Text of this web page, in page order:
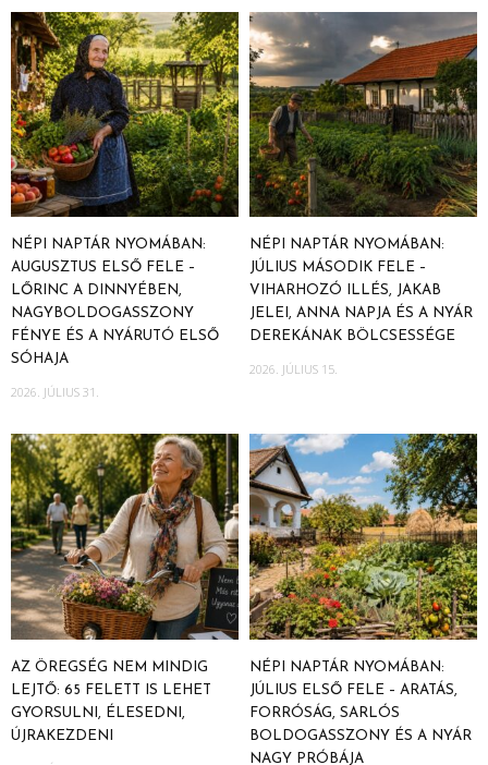
NÉPI NAPTÁR NYOMÁBAN:
AUGUSZTUS ELSŐ FELE –
LŐRINC A DINNYÉBEN,
NAGYBOLDOGASSZONY
FÉNYE ÉS A NYÁRUTÓ ELSŐ
SÓHAJA
2026. JÚLIUS 31.
NÉPI NAPTÁR NYOMÁBAN:
JÚLIUS MÁSODIK FELE –
VIHARHOZÓ ILLÉS, JAKAB
JELEI, ANNA NAPJA ÉS A NYÁR
DEREKÁNAK BÖLCSESSÉGE
2026. JÚLIUS 15.
AZ ÖREGSÉG NEM MINDIG
LEJTŐ: 65 FELETT IS LEHET
GYORSULNI, ÉLESEDNI,
ÚJRAKEZDENI
NÉPI NAPTÁR NYOMÁBAN:
JÚLIUS ELSŐ FELE – ARATÁS,
FORRÓSÁG, SARLÓS
BOLDOGASSZONY ÉS A NYÁR
NAGY PRÓBÁJA